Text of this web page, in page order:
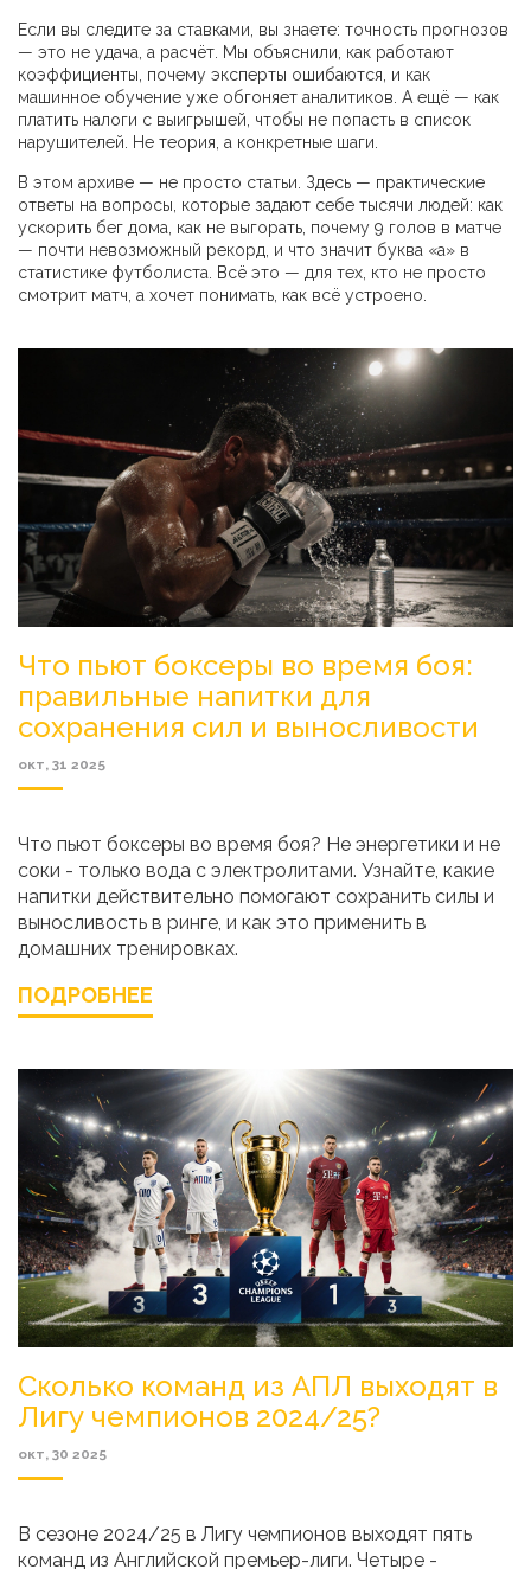
Если вы следите за ставками, вы знаете: точность прогнозов
— это не удача, а расчёт. Мы объяснили, как работают
коэффициенты, почему эксперты ошибаются, и как
машинное обучение уже обгоняет аналитиков. А ещё — как
платить налоги с выигрышей, чтобы не попасть в список
нарушителей. Не теория, а конкретные шаги.
В этом архиве — не просто статьи. Здесь — практические
ответы на вопросы, которые задают себе тысячи людей: как
ускорить бег дома, как не выгорать, почему 9 голов в матче
— почти невозможный рекорд, и что значит буква «a» в
статистике футболиста. Всё это — для тех, кто не просто
смотрит матч, а хочет понимать, как всё устроено.
Что пьют боксеры во время боя:
правильные напитки для
сохранения сил и выносливости
окт, 31 2025
Что пьют боксеры во время боя? Не энергетики и не
соки - только вода с электролитами. Узнайте, какие
напитки действительно помогают сохранить силы и
выносливость в ринге, и как это применить в
домашних тренировках.
ПОДРОБНЕЕ
Сколько команд из АПЛ выходят в
Лигу чемпионов 2024/25?
окт, 30 2025
В сезоне 2024/25 в Лигу чемпионов выходят пять
команд из Английской премьер-лиги. Четыре -